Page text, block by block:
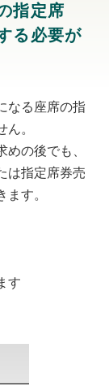
指定席
る必要が
なる座席の指
。
めの後でも、
は指定席券売
す。
す